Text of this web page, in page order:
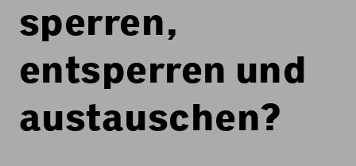
sperren,
entsperren und
austauschen?